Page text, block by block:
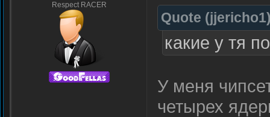
Respect RACER
Quote (jjericho1
какие у тя
У меня
четырех